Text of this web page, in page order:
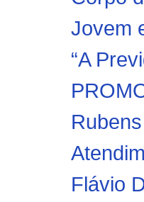
Jovem
“A
Flávio